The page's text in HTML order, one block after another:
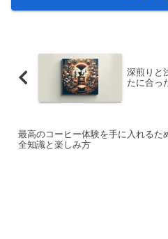
深煎りと
たに合っ
最高のコーヒー体験を手に入れるた
全知識と楽しみ方